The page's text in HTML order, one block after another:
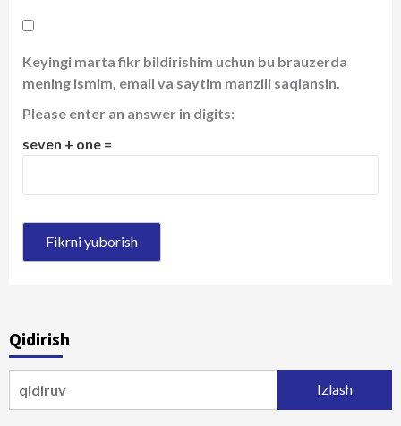
Keyingi marta fikr bildirishim uchun bu brauzerda
mening ismim, email va saytim manzili saqlansin.
Please enter an answer in digits:
seven + one =
Qidirish